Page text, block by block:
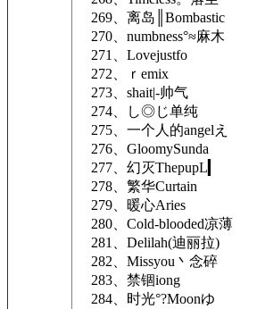
269、离岛║Bombastic
270、numbness°≈麻木
271、Lovejustfo
272、ｒemix
273、shait|-帅气
274、し◎じ单纯
275、一个人的angelえ
276、GloomySunda
277、幻灭ThepupL▎
278、繁华Curtain
279、暖心Aries
280、Cold-blooded凉薄
281、Delilah(迪丽拉)
282、Missyou丶念碎
283、禁锢iong
284、时光°?Moonゆ